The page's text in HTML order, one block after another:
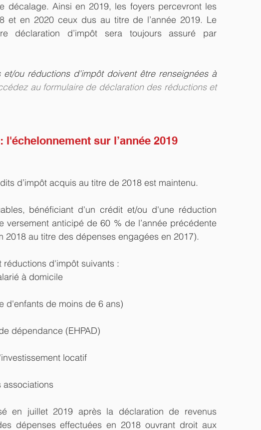
décalage. Ainsi en 2019, les foyers percevront les
et en 2020 ceux dus au titre de l’année 2019. Le
déclaration d’impôt sera toujours assuré par
ou réductions d'impôt doivent être renseignées à
au formulaire de déclaration des réductions et
sur l’année 2019
d’impôt acquis au titre de 2018 est maintenu.
bénéficiant d'un crédit et/ou d'une réduction
anticipé de 60 % de l’année précédente
2018 au titre des dépenses engagées en 2017).
d'impôt suivants :
à domicile
d'enfants de moins de 6 ans)
dépendance (EHPAD)
locatif
en juillet 2019 après la déclaration de revenus
dépenses effectuées en 2018 ouvrant droit aux